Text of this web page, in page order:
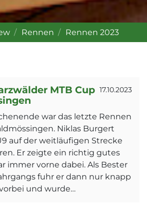
Rennen Rennen 2023
17.10.2023
MTB Cup
war das letzte Rennen
Niklas Burgert
auf der weitläufigen Strecke
Er zeigte ein richtig gutes
immer vorne dabei. Als Bester
fuhr er dann nur knapp
und wurde…